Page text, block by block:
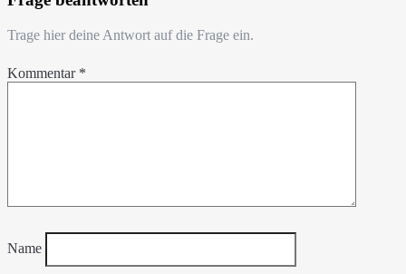
Trage hier deine Antwort auf die Frage ein.
Kommentar *
Name